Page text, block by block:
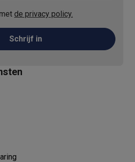
de privacy policy.
Schrijf in